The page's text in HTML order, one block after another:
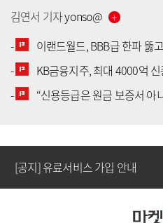
김연서 기자yonso@
-
이랜드월드, BBB급 한파 뚫
-
KB금융지주, 최대 4000억
-
“신용등급은 원금 보증서
[공지] 유료서비스 가입 안내
[공지] 유료서비스 가입 안내
[공지] 새로워진 마켓인, 성공투자